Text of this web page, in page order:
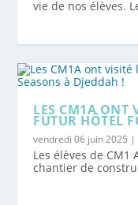
vie de nos élèves.
LES CM1A ONT
FUTUR HÔTEL
vendredi 06 juin 2025 |
Les élèves de
chantier de